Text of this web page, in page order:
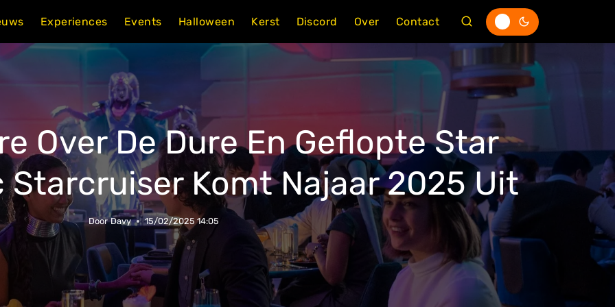
Experiences Events Halloween Kerst Discord Over Contact
Over De Dure En Geflopte Star
Starcruiser Komt Najaar 2025 Uit
Door Davy 15/02/2025 14:05